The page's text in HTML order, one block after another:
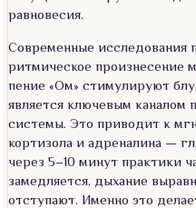
равновесия.
Современные исследования
ритмическое произнесение
пение «Ом» стимулируют
является ключевым каналом
системы. Это приводит к
кортизола и адреналина —
через 5–10 минут практики
замедляется, дыхание
отступают. Именно это